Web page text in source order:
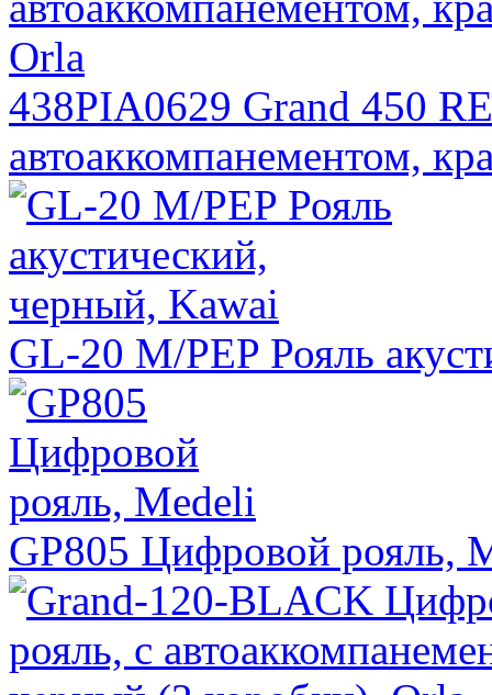
438PIA0629 Grand 450
автоаккомпанементом,
GL-20 M/PEP Рояль
GP805 Цифровой рояль,